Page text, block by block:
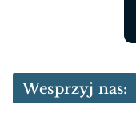
Wesprzyj nas: